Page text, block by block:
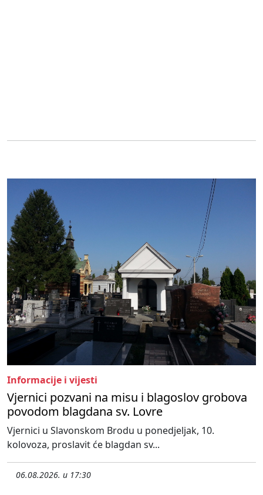
Informacije i vijesti
Vjernici pozvani na misu i blagoslov grobova
povodom blagdana sv. Lovre
Vjernici u Slavonskom Brodu u ponedjeljak, 10.
kolovoza, proslavit će blagdan sv...
06.08.2026. u 17:30